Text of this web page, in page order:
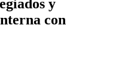
y
con